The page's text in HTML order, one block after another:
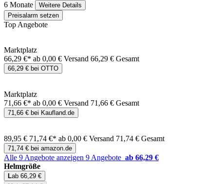
6 Monate
Weitere Details
Preisalarm setzen
Top Angebote
Marktplatz
66,29 €* ab 0,00 € Versand 66,29 € Gesamt
66,29 € bei OTTO
Marktplatz
71,66 €* ab 0,00 € Versand 71,66 € Gesamt
71,66 € bei Kaufland.de
89,95 € 71,74 €* ab 0,00 € Versand 71,74 € Gesamt
71,74 € bei amazon.de
Alle 9 Angebote anzeigen 9 Angebote ab 66,29 €
Helmgröße
Lab 66,29 €